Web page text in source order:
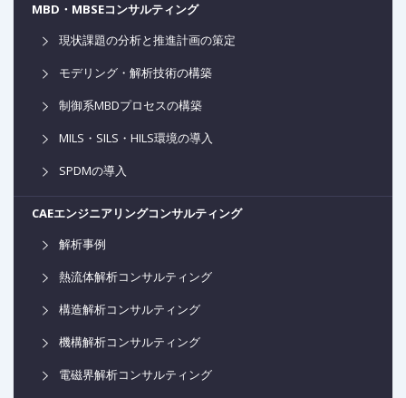
MBD・MBSEコンサルティング
現状課題の分析と推進計画の策定
モデリング・解析技術の構築
制御系MBDプロセスの構築
MILS・SILS・HILS環境の導入
SPDMの導入
CAEエンジニアリングコンサルティング
解析事例
熱流体解析コンサルティング
構造解析コンサルティング
機構解析コンサルティング
電磁界解析コンサルティング